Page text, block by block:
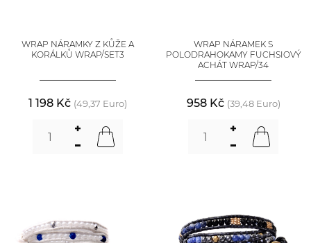
WRAP NÁRAMKY Z KŮŽE A
KORÁLKŮ WRAP/SET3
1 198 Kč (49,37 Euro)
WRAP NÁRAMEK S
POLODRAHOKAMY FUCHSIOVÝ
ACHÁT WRAP/34
958 Kč (39,48 Euro)